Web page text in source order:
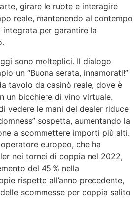
girare le ruote e interagire
reale, mantenendo al contempo
integrata per garantire la
sono molteplici. Il dialogo
un “Buona serata, innamorati!”
tavolo da casinò reale, dove è
un bicchiere di vino virtuale.
vedere le mani del dealer riduce
sospetta, aumentando la
a scommettere importi più alti.
europeo, che ha
nei tornei di coppia nel 2022,
del 45 % nella
rispetto all’anno precedente,
scommesse per coppia salito